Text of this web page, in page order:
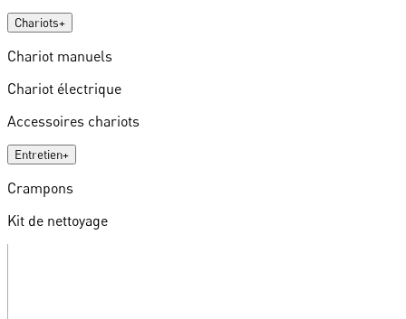
Chariots+
Chariot manuels
Chariot électrique
Accessoires chariots
Entretien+
Crampons
Kit de nettoyage